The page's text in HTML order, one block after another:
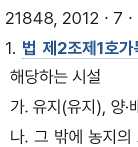
21848, 2012ㆍ7
1. 법 제2조제1호가
해당하는 시설
가. 유지(유지), 양·
나. 그 밖에 농지의